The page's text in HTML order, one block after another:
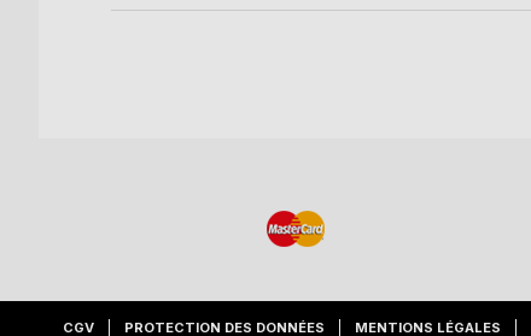
CGV PROTECTION DES DONNÉES MENTIONS LÉGALES